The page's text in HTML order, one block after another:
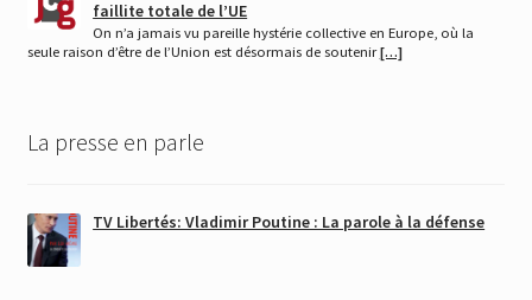
faillite totale de l’UE
On n’a jamais vu pareille hystérie collective en Europe, où la
seule raison d’être de l’Union est désormais de soutenir[…]
La presse en parle
TV Libertés: Vladimir Poutine : La parole à la défense